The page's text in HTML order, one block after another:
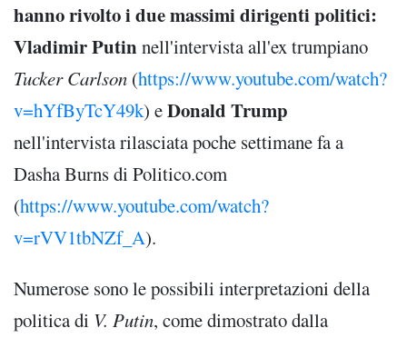
hanno rivolto i due massimi dirigenti politici:
Vladimir Putinnell'intervista all'ex trumpiano
Tucker Carlson (https://www.youtube.com/watch?
v=hYfByTcY49k) eDonald Trump
nell'intervista rilasciata poche settimane fa a
Dasha Burns di Politico.com
(https://www.youtube.com/watch?
v=rVV1tbNZf_A).
Numerose sono le possibili interpretazioni della
politica di V. Putin, come dimostrato dalla